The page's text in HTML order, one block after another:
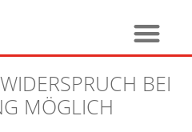
BEI
MÖGLICH